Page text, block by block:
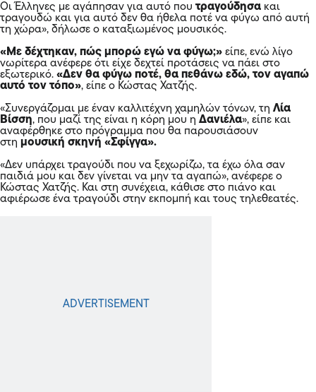
Οι Έλληνες με αγάπησαν για αυτό που τραγούδησα και
τραγουδώ και για αυτό δεν θα ήθελα ποτέ να φύγω από αυτή
τη χώρα», δήλωσε ο καταξιωμένος μουσικός.
«Με δέχτηκαν, πώς μπορώ εγώ να φύγω;» είπε, ενώ λίγο
νωρίτερα ανέφερε ότι είχε δεχτεί προτάσεις να πάει στο
εξωτερικό. «Δεν θα φύγω ποτέ, θα πεθάνω εδώ, τον αγαπώ
αυτό τον τόπο», είπε ο Κώστας Χατζής.
«Συνεργάζομαι με έναν καλλιτέχνη χαμηλών τόνων, τη Λία
Βίσση, που μαζί της είναι η κόρη μου η Δανιέλα», είπε και
αναφέρθηκε στο πρόγραμμα που θα παρουσιάσουν
στη μουσική σκηνή «Σφίγγα».
«Δεν υπάρχει τραγούδι που να ξεχωρίζω, τα έχω όλα σαν
παιδιά μου και δεν γίνεται να μην τα αγαπώ», ανέφερε ο
Κώστας Χατζής. Και στη συνέχεια, κάθισε στο πιάνο και
αφιέρωσε ένα τραγούδι στην εκπομπή και τους τηλεθεατές.